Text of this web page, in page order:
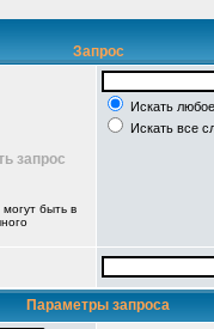
Запрос
запрос
быть в
Искать
Искать все
Параметры запроса